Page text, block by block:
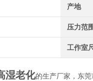
产地
压力范
工作室
湿老化的生产厂家，东